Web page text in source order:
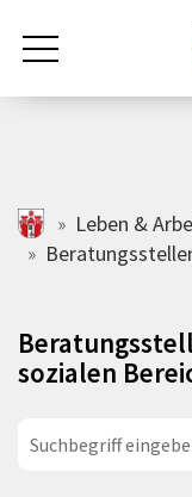
Zum Hauptinhalt
Rathaus & Politik
Tourismus
Freizeit & Kultur
schmallenberg.de
Leben &
sozialen